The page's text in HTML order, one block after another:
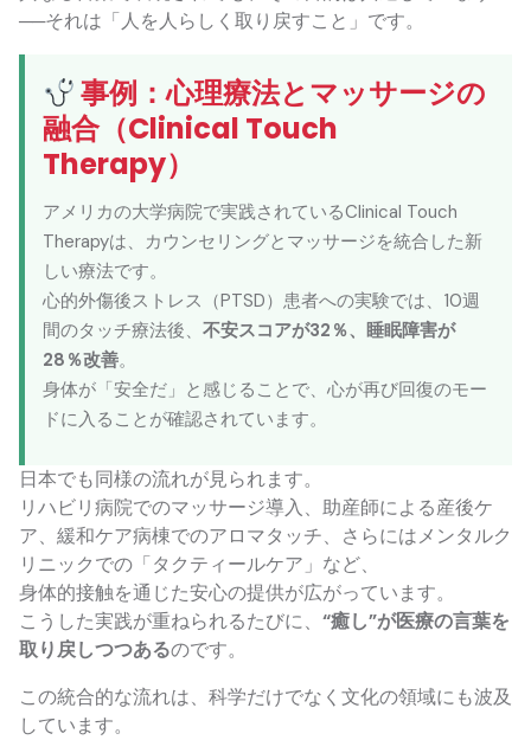
──それは「人を人らしく取り戻すこと」です。
事例：心理療法とマッサージの
融合（Clinical Touch
Therapy）
アメリカの大学病院で実践されているClinical Touch
Therapyは、カウンセリングとマッサージを統合した新
しい療法です。
心的外傷後ストレス（PTSD）患者への実験では、10週
間のタッチ療法後、 不安スコアが32％、睡眠障害が
28％改善。
身体が「安全だ」と感じることで、心が再び回復のモー
ドに入ることが確認されています。
日本でも同様の流れが見られます。
リハビリ病院でのマッサージ導入、助産師による産後ケ
ア、緩和ケア病棟でのアロマタッチ、さらにはメンタルク
リニックでの「タクティールケア」など、
身体的接触を通じた安心の提供が広がっています。
こうした実践が重ねられるたびに、 “癒し”が医療の言葉を
取り戻しつつあるのです。
この統合的な流れは、科学だけでなく文化の領域にも波及
しています。